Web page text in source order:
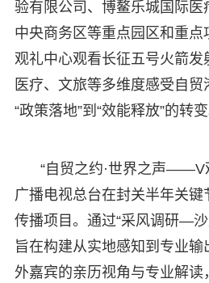
验有限公司、博鳌乐城国际医
中央商务区等重点园区和重点
观礼中心观看长征五号火箭发
医疗、文旅等多维度感受自
“政策落地”到“效能释放”的转变
“自贸之约·世界之声——V
广播电视总台在封关半年关
传播项目。通过“采风调研—
旨在构建从实地感知到专业
外嘉宾的亲历视角与专业解读